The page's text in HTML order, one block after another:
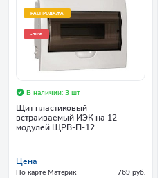
РАСПРОДАЖА
-30%
В наличии: 3 шт
Щит пластиковый
встраиваемый ИЭК на 12
модулей ЩРВ-П-12
Цена
По карте Материк
769 руб.